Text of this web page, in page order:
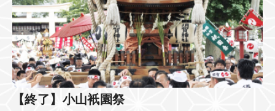
【終了】小山衹園祭